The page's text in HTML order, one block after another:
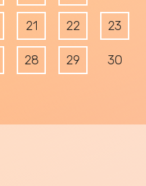
21 22 23
28 29 30